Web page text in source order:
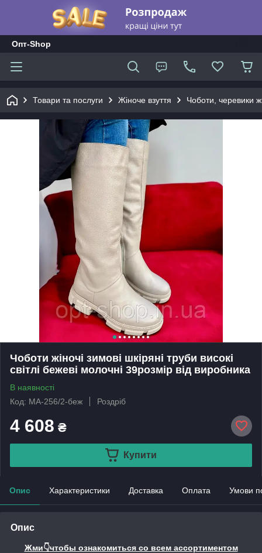
Опт-Shop
Товари та послуги Жіноче взуття Чоботи, черевики
Чоботи жіночі зимові шкіряні труби високі
світлі бежеві молочні 39розмір від виробника
В наявності
Код: МА-256/2-беж
Роздріб
4 608 ₴
Купити
Опис Характеристики Доставка Оплата Умови
Опис
Жми👇чтобы ознакомиться со всем ассортиментом